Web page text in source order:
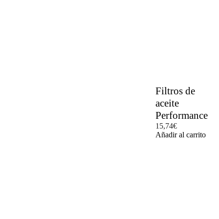
Filtros de
aceite
Performance
15,74€
Añadir al carrito